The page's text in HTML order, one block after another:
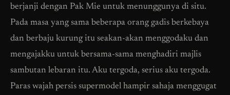
berjanji dengan Pak Mie untuk menunggunya di situ.
Pada masa yang sama beberapa orang gadis berkebaya
dan berbaju kurung itu seakan-akan menggodaku dan
mengajakku untuk bersama-sama menghadiri majlis
sambutan lebaran itu. Aku tergoda, serius aku tergoda.
Paras wajah persis supermodel hampir sahaja menggugat